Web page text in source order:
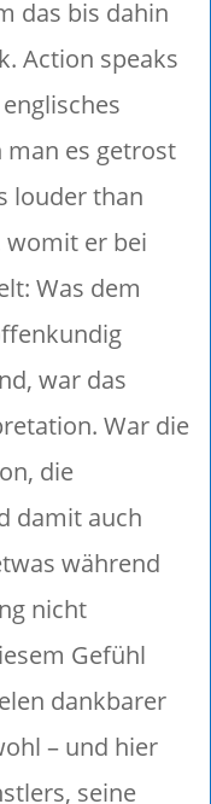
das bis dahin
Action speaks
man es getrost
louder than
womit er bei
Was dem
war das
War die
die
damit auch
während
nicht
Gefühl
dankbarer
– und hier
seine